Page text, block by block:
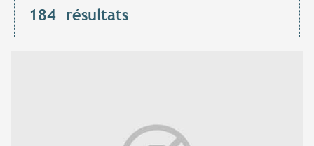
184 résultats